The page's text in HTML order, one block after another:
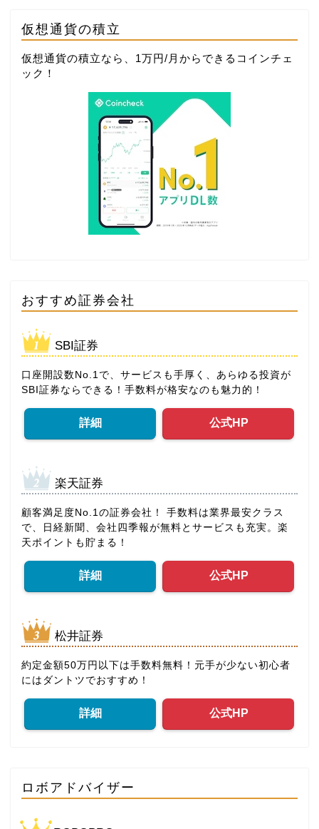
仮想通貨の積立
仮想通貨の積立なら、1万円/月からできる コインチェ
ック ！
おすすめ証券会社
SBI証券
口座開設数No.1で、サービスも手厚く、あらゆる投資が
SBI証券ならできる！手数料が格安なのも魅力的！
詳細 公式HP
楽天証券
顧客満足度No.1の証券会社！ 手数料は業界最安クラス
で、日経新聞、会社四季報が無料とサービスも充実。楽
天ポイントも貯まる！
詳細 公式HP
松井証券
約定金額50万円以下は手数料無料！元手が少ない初心者
にはダントツでおすすめ！
詳細 公式HP
ロボアドバイザー